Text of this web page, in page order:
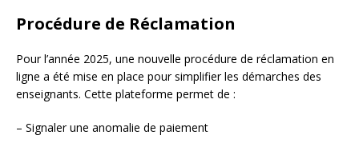
Procédure de Réclamation
Pour l’année 2025, une nouvelle procédure de réclamation en
ligne a été mise en place pour simplifier les démarches des
enseignants. Cette plateforme permet de :
– Signaler une anomalie de paiement